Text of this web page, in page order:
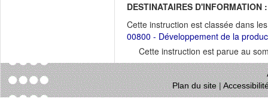
DESTINATAIRES D'INFORMATION :
Cette instruction est classée dans
00800 - Développement de la
Cette instruction est parue au
Plan du site|